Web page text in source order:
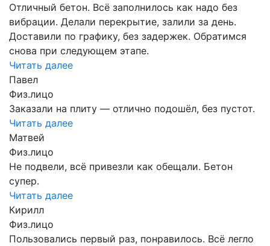
Отличный бетон. Всё заполнилось как надо без
вибрации. Делали перекрытие, залили за день.
Доставили по графику, без задержек. Обратимся
снова при следующем этапе.
Читать далее
Павел
Физ.лицо
Заказали на плиту — отлично подошёл, без пустот.
Читать далее
Матвей
Физ.лицо
Не подвели, всё привезли как обещали. Бетон
супер.
Читать далее
Кирилл
Физ.лицо
Пользовались первый раз, понравилось. Всё легло